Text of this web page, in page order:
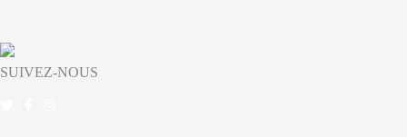
SUIVEZ-NOUS